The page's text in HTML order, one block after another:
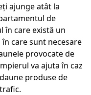
ajunge atât la
de
în care există un
care sunt necesare
provocate de
va ajuta în caz
produse de